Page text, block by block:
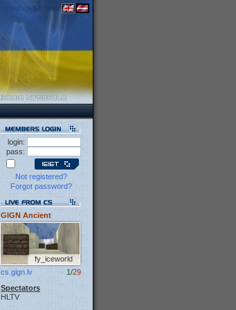
login:
pass:
Not registered?
Forgot password?
GIGN Ancient
fy_iceworld
1/29
cs.gign.lv
Spectators
HLTV